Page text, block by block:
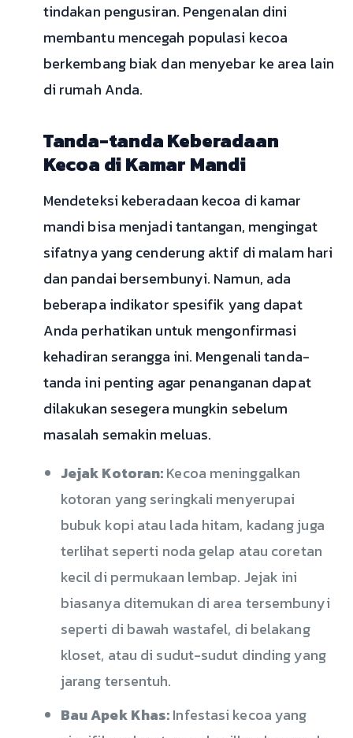
tindakan pengusiran. Pengenalan dini
membantu mencegah populasi kecoa
berkembang biak dan menyebar ke area lain
di rumah Anda.
Tanda-tanda Keberadaan
Kecoa di Kamar Mandi
Mendeteksi keberadaan kecoa di kamar
mandi bisa menjadi tantangan, mengingat
sifatnya yang cenderung aktif di malam hari
dan pandai bersembunyi. Namun, ada
beberapa indikator spesifik yang dapat
Anda perhatikan untuk mengonfirmasi
kehadiran serangga ini. Mengenali tanda-
tanda ini penting agar penanganan dapat
dilakukan sesegera mungkin sebelum
masalah semakin meluas.
Jejak Kotoran:Kecoa meninggalkan
kotoran yang seringkali menyerupai
bubuk kopi atau lada hitam, kadang juga
terlihat seperti noda gelap atau coretan
kecil di permukaan lembap. Jejak ini
biasanya ditemukan di area tersembunyi
seperti di bawah wastafel, di belakang
kloset, atau di sudut-sudut dinding yang
jarang tersentuh.
Bau Apek Khas:Infestasi kecoa yang